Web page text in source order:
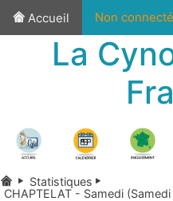
Accueil Non connecté
La
Statistiques
CHAPTELAT - Samedi